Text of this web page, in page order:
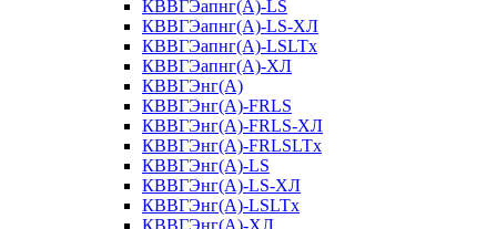
КВВГЭапнг(А)-LS
КВВГЭапнг(А)-LS-ХЛ
КВВГЭапнг(А)-LSLTx
КВВГЭапнг(А)-ХЛ
КВВГЭнг(А)
КВВГЭнг(А)-FRLS
КВВГЭнг(А)-FRLS-ХЛ
КВВГЭнг(А)-FRLSLTx
КВВГЭнг(А)-LS
КВВГЭнг(А)-LS-ХЛ
КВВГЭнг(А)-LSLTx
КВВГЭнг(А)-ХЛ